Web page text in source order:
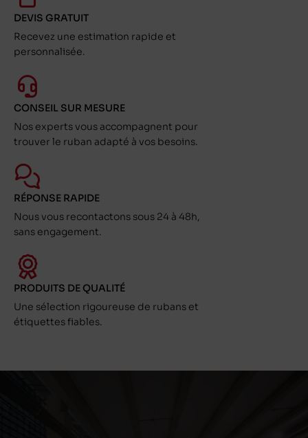
DEVIS GRATUIT
Recevez une estimation rapide et
personnalisée.
CONSEIL SUR MESURE
Nos experts vous accompagnent pour
trouver le ruban adapté à vos besoins.
RÉPONSE RAPIDE
Nous vous recontactons sous 24 à 48h,
sans engagement.
PRODUITS DE QUALITÉ
Une sélection rigoureuse de rubans et
étiquettes fiables.